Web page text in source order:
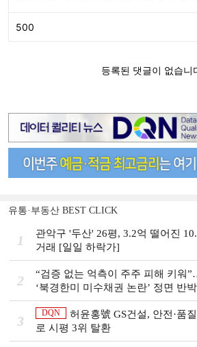
유통·부동산 BEST CLICK
1
관악구 '두산' 26평, 3.2억 떨어진
거래 [일일 하락가]
2
“검증 없는 억측이 주주 피해 키워
‘북경한미 미수채권 논란’ 정면 반박
3
DQN
허윤홍號 GS건설, 안전·품
로 시평 3위 탈환